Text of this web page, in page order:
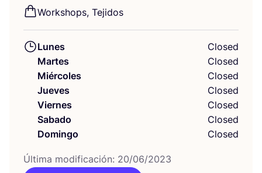
Workshops, Teji­dos
Lunes
Closed
Martes
Closed
Miércoles
Closed
Jueves
Closed
Viernes
Closed
Sabado
Closed
Domingo
Closed
Últi­ma modi­fi­ca­ción: 20/06/2023